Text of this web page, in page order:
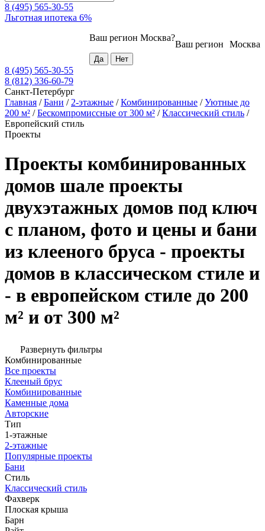
8 (495) 565-30-55
Льготная ипотека 6%
Москва
Ваш регион
Ваш регион Москва?
8 (495) 565-30-55
8 (812) 336-60-79
Санкт-Петербург
Главная /Бани / 2-этажные /Комбинированные /Уютные до
200 м² /Бескомпромиссные от 300 м² /Классический стиль /
Европейский стиль
Проекты
Проекты комбинированных
домов шале проекты
двухэтажных домов под ключ
с планом, фото и цены и бани
из клееного бруса - проекты
домов в классическом стиле и
- в европейском стиле до 200
м² и от 300 м²
Развернуть фильтры
Комбинированные
Все проекты
Клееный брус
Комбинированные
Каменные дома
Авторские
Тип
1-этажные
2-этажные
Популярные проекты
Бани
Стиль
Классический стиль
Фахверк
Плоская крыша
Барн